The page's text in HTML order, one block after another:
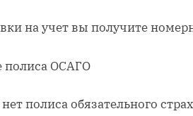
на учет вы получите
полиса ОСАГО
полиса обязательного